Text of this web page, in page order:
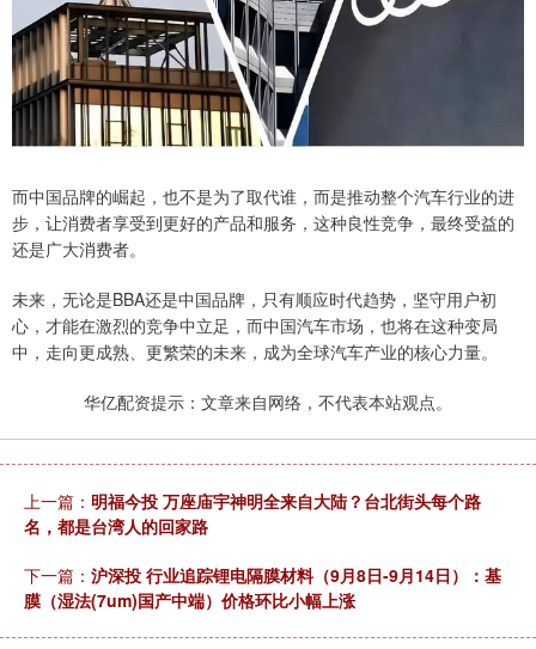
而中国品牌的崛起，也不是为了取代谁，而是推动整个汽车行业的进
步，让消费者享受到更好的产品和服务，这种良性竞争，最终受益的
还是广大消费者。
未来，无论是BBA还是中国品牌，只有顺应时代趋势，坚守用户初
心，才能在激烈的竞争中立足，而中国汽车市场，也将在这种变局
中，走向更成熟、更繁荣的未来，成为全球汽车产业的核心力量。
华亿配资提示：文章来自网络，不代表本站观点。
上一篇： 明福今投 万座庙宇神明全来自大陆？台北街头每个路
名，都是台湾人的回家路
下一篇： 沪深投 行业追踪锂电隔膜材料（9月8日-9月14日）：基
膜（湿法(7um)国产中端）价格环比小幅上涨